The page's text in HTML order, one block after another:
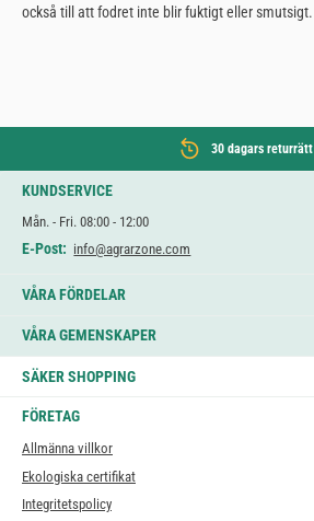
också till att fodret inte blir fuktigt eller smutsigt.
30 dagars returrätt
KUNDSERVICE
Mån. - Fri. 08:00 - 12:00
E-Post: info@agrarzone.com
VÅRA FÖRDELAR
VÅRA GEMENSKAPER
SÄKER SHOPPING
FÖRETAG
Allmänna villkor
Ekologiska certifikat
Integritetspolicy